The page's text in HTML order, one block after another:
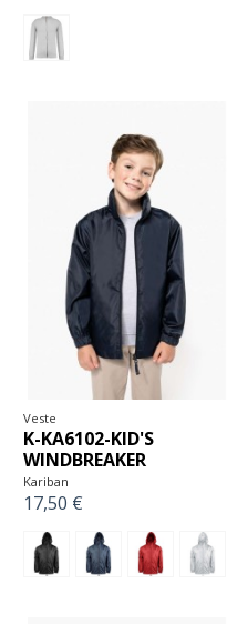
Veste
K-KA6102-KID'S
WINDBREAKER
Kariban
17,50 €